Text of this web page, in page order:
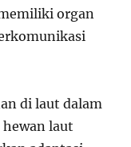
organ
di laut dalam
laut